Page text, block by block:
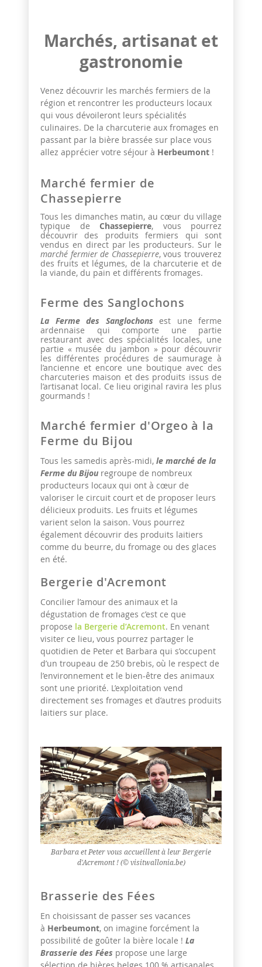
Marchés, artisanat et
gastronomie
Venez découvrir les marchés fermiers de la
région et rencontrer les producteurs locaux
qui vous dévoileront leurs spécialités
culinaires. De la charcuterie aux fromages en
passant par la bière brassée sur place vous
allez apprécier votre séjour à Herbeumont !
Marché fermier de
Chassepierre
Tous les dimanches matin, au cœur du village
typique de Chassepierre, vous pourrez
découvrir des produits fermiers qui sont
vendus en direct par les producteurs. Sur le
marché fermier de Chassepierre, vous trouverez
des fruits et légumes, de la charcuterie et de
la viande, du pain et différents fromages.
Ferme des Sanglochons
La Ferme des Sanglochons est une ferme
ardennaise qui comporte une partie
restaurant avec des spécialités locales, une
partie « musée du jambon » pour découvrir
les différentes procédures de saumurage à
l’ancienne et encore une boutique avec des
charcuteries maison et des produits issus de
l’artisanat local. Ce lieu original ravira les plus
gourmands !
Marché fermier d'Orgeo à la
Ferme du Bijou
Tous les samedis après-midi, le marché de la
Ferme du Bijou regroupe de nombreux
producteurs locaux qui ont à cœur de
valoriser le circuit court et de proposer leurs
délicieux produits. Les fruits et légumes
varient selon la saison. Vous pourrez
également découvrir des produits laitiers
comme du beurre, du fromage ou des glaces
en été.
Bergerie d'Acremont
Concilier l’amour des animaux et la
dégustation de fromages c’est ce que
propose la Bergerie d’Acremont. En venant
visiter ce lieu, vous pourrez partager le
quotidien de Peter et Barbara qui s’occupent
d’un troupeau de 250 brebis, où le respect de
l’environnement et le bien-être des animaux
sont une priorité. L’exploitation vend
directement ses fromages et d’autres produits
laitiers sur place.
Barbara et Peter vous accueillent à leur Bergerie
d'Acremont ! (© visitwallonia.be)
Brasserie des Fées
En choisissant de passer ses vacances
à Herbeumont, on imagine forcément la
possibilité de goûter la bière locale ! La
Brasserie des Fées propose une large